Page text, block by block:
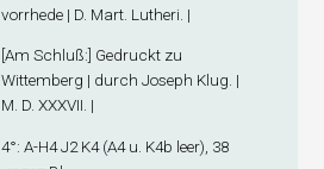
vorrhede | D. Mart. Lutheri. |
[Am Schluß:] Gedruckt zu
Wittemberg | durch Joseph Klug. |
M. D. XXXVII. |
4°: A-H4J2 K4(A4 u. K4b leer), 38